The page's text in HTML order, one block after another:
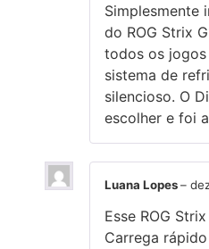
Simplesmente
do ROG Strix
todos os
sistema de
silencioso. O
escolher e foi
Luana Lopes–
Esse ROG
Carrega